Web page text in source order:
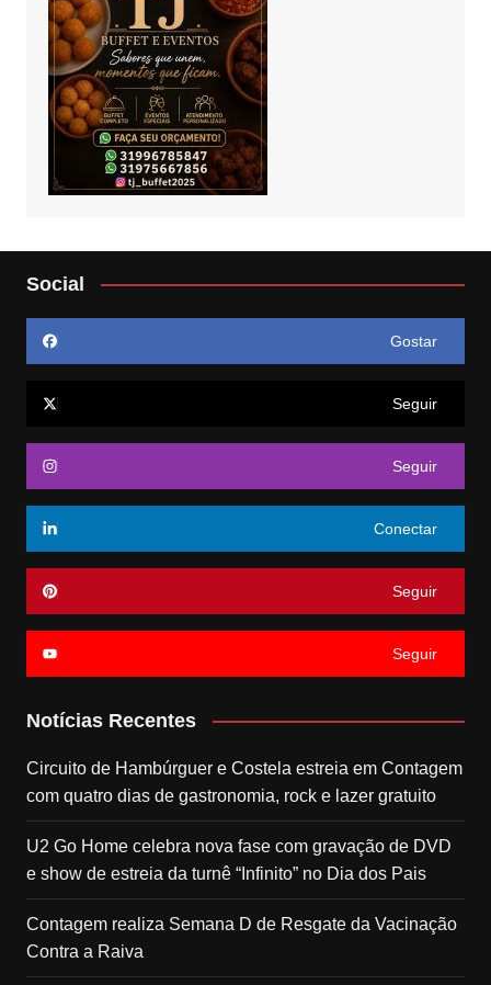
Social
Gostar
Seguir
Seguir
Conectar
Seguir
Seguir
Notícias Recentes
Circuito de Hambúrguer e Costela estreia em Contagem
com quatro dias de gastronomia, rock e lazer gratuito
U2 Go Home celebra nova fase com gravação de DVD
e show de estreia da turnê “Infinito” no Dia dos Pais
Contagem realiza Semana D de Resgate da Vacinação
Contra a Raiva